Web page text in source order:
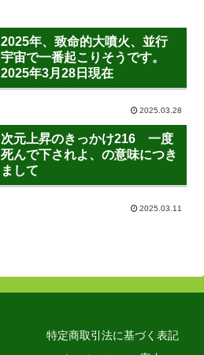
2025年、致命的大噴火、並行
宇宙で一番起こりそうです。
2025年3月28日現在
2025.03.28
次元上昇のきっかけ216 一度
死んで下されよ、の意味につき
まして
2025.03.11
特定商取引法に基づく表記